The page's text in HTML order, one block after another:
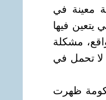
معينة في
يتعين فيها
مشكلة
لا تحمل في
ظهرت